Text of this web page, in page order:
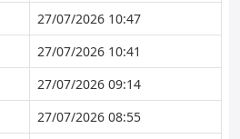
27/07/2026 10:47
27/07/2026 10:41
27/07/2026 09:14
27/07/2026 08:55